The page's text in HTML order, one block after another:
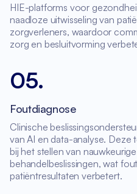
HIE-platforms voor
naadloze uitwisseling van
zorgverleners, waardoor
zorg en besluitvorming
05.
Foutdiagnose
Clinische
van AI en data-analyse.
bij het stellen van
behandelbeslissingen, wat
patiëntresultaten verbetert.